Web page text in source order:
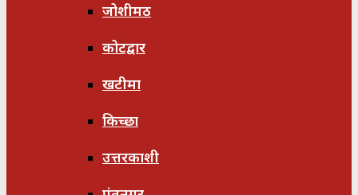
जोशीमठ
कोटद्वार
खटीमा
किच्छा
उत्तरकाशी